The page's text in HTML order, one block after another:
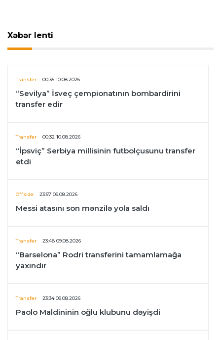
Xəbər lenti
Transfer 00:35 10.08.2026
“Sevilya” İsveç çempionatının bombardirini
transfer edir
Transfer 00:32 10.08.2026
“İpsviç” Serbiya millisinin futbolçusunu transfer
etdi
Offside 23:57 09.08.2026
Messi atasını son mənzilə yola saldı
Transfer 23:48 09.08.2026
“Barselona” Rodri transferini tamamlamağa
yaxındır
Transfer 23:34 09.08.2026
Paolo Maldininin oğlu klubunu dəyişdi